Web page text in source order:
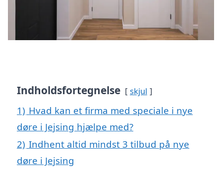
Indholdsfortegnelse skjul
1) Hvad kan et firma med speciale i nye
døre i Jejsing hjælpe med?
2) Indhent altid mindst 3 tilbud på nye
døre i Jejsing